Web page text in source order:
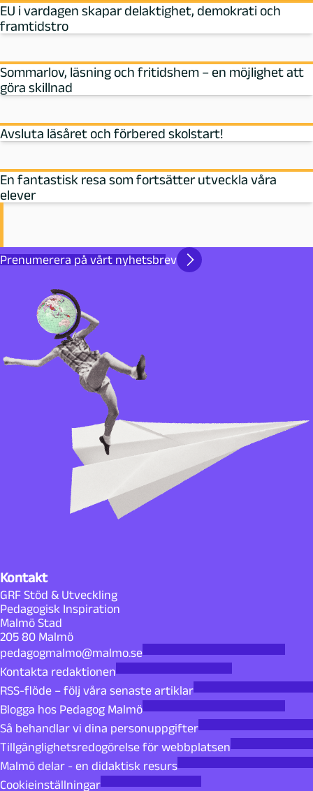
EU i vardagen skapar delaktighet, demokrati och
framtidstro
Sommarlov, läsning och fritidshem – en möjlighet att
göra skillnad
Avsluta läsåret och förbered skolstart!
En fantastisk resa som fortsätter utveckla våra
elever
Prenumerera på vårt nyhetsbrev
Kontakt
GRF Stöd & Utveckling
Pedagogisk Inspiration
Malmö Stad
205 80 Malmö
pedagogmalmo@malmo.se
Kontakta redaktionen
RSS-flöde – följ våra senaste artiklar
Blogga hos Pedagog Malmö
Så behandlar vi dina personuppgifter
Tillgänglighetsredogörelse för webbplatsen
Malmö delar - en didaktisk resurs
Cookieinställningar